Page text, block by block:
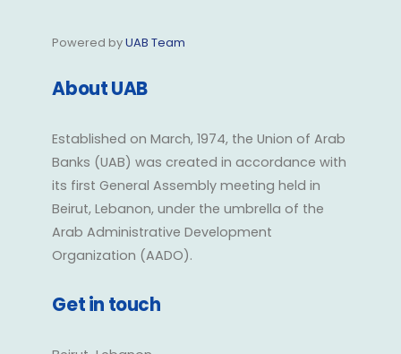
Powered byUAB Team
About UAB
Established on March, 1974, the Union of Arab
Banks (UAB) was created in accordance with
its first General Assembly meeting held in
Beirut, Lebanon, under the umbrella of the
Arab Administrative Development
Organization (AADO).
Get in touch